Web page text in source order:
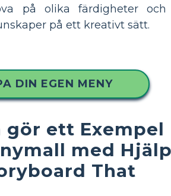
på olika färdigheter och
på ett kreativt sätt.
DIN EGEN MENY
gör ett Exempel
med
That